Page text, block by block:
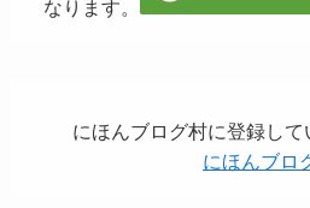
なります。
にほんブログ村に登録して
にほんブロ